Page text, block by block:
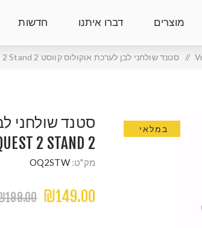
מוצרים דברו איתנו חדשות
/ סטנד שולחני לבן לערכת אוקולוס קווסט 2 Oculus Quest 2 Stand
במלאי
סטנד שולחני
2 OCULUS QUEST 2 STAND
מק"ט: OQ2STW
₪149.00